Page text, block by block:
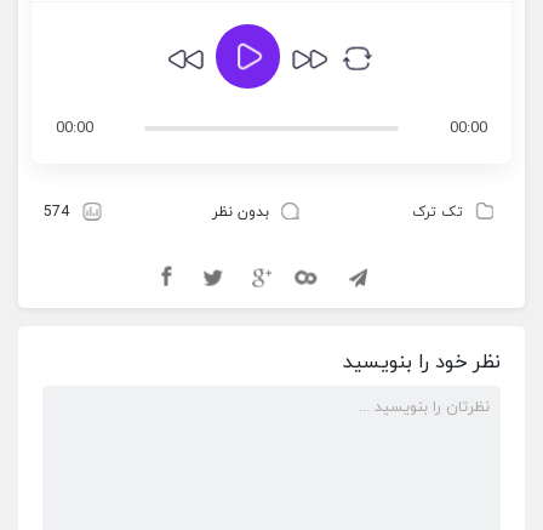
00:00
00:00
تک ترک بدون نظر 574
نظر خود را بنویسید